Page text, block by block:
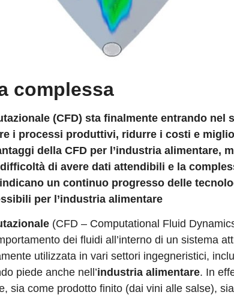
complessa
(CFD) sta finalmente entrando nel
i processi produttivi, ridurre i costi e
della CFD per l’industria alimentare,
di avere dati attendibili e la
un continuo progresso delle
per l’industria alimentare
(CFD – Computational Fluid
dei fluidi all’interno di un sistema
utilizzata in vari settori ingegneristici,
piede anche nell’industria alimentare. In
sia come prodotto finito (dai vini alle salse),